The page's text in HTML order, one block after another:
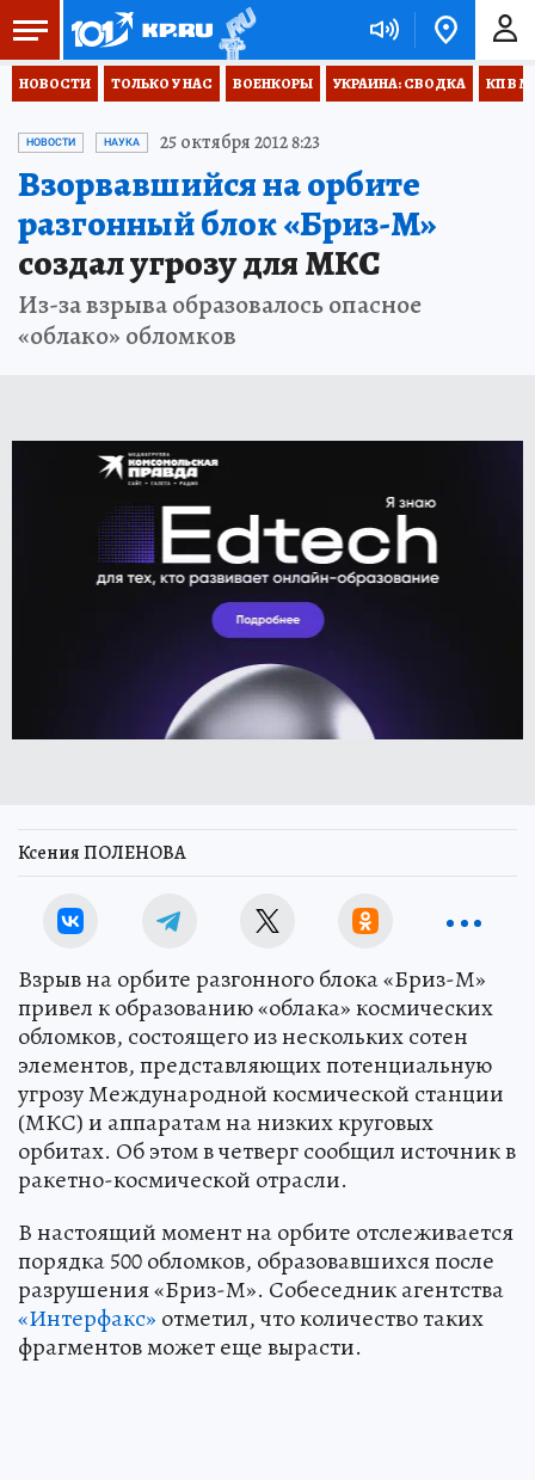
НОВОСТИ ТОЛЬКО У НАС ВОЕНКОРЫ УКРАИНА: СВОДКА КП В
НОВОСТИ НАУКА 25 октября 2012 8:23
Взорвавшийся на орбите
разгонный блок «Бриз-М»
создал угрозу для МКС
Из-за взрыва образовалось опасное
«облако» обломков
Ксения ПОЛЕНОВА
Взрыв на орбите разгонного блока «Бриз-М»
привел к образованию «облака» космических
обломков, состоящего из нескольких сотен
элементов, представляющих потенциальную
угрозу Международной космической станции
(МКС) и аппаратам на низких круговых
орбитах. Об этом в четверг сообщил источник в
ракетно-космической отрасли.
В настоящий момент на орбите отслеживается
порядка 500 обломков, образовавшихся после
разрушения «Бриз-М». Собеседник агентства
«Интерфакс» отметил, что количество таких
фрагментов может еще вырасти.